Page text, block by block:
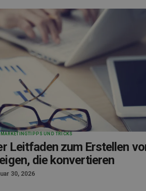
TIPPS UND TRICKS
Leitfaden zum Erstellen
die konvertieren
30, 2026